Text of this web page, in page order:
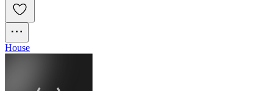
House